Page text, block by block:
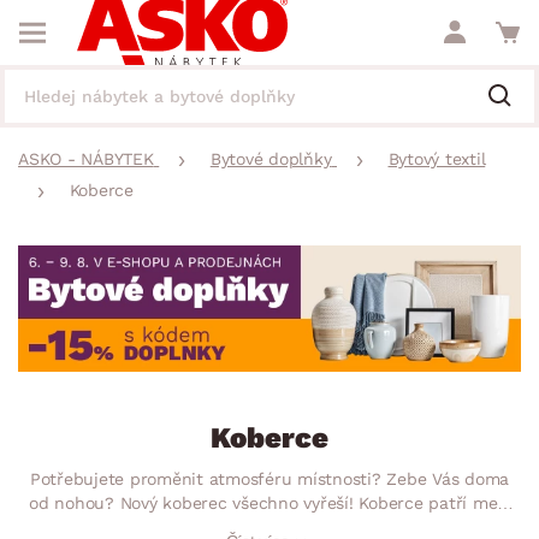
ASKO - NÁBYTEK Bytové doplňky
Bytový textil
Koberce
Koberce
Potřebujete proměnit atmosféru místnosti? Zebe Vás doma
od nohou? Nový koberec všechno vyřeší! Koberce patří mezi